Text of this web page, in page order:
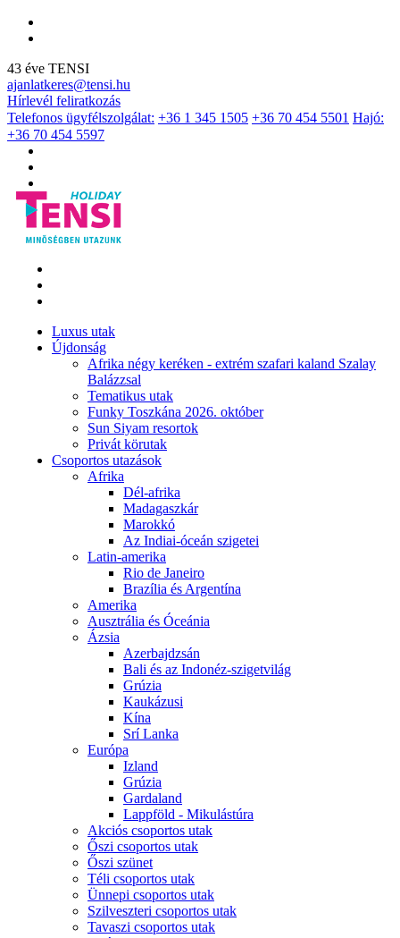
43 éve TENSI
ajanlatkeres@tensi.hu
Hírlevél feliratkozás
Telefonos ügyfélszolgálat: +36 1 345 1505 +36 70 454 5501 Hajó:
+36 70 454 5597
Luxus utak
Újdonság
Afrika négy keréken - extrém szafari kaland Szalay
Balázzsal
Tematikus utak
Funky Toszkána 2026. október
Sun Siyam resortok
Privát körutak
Csoportos utazások
Afrika
Dél-afrika
Madagaszkár
Marokkó
Az Indiai-óceán szigetei
Latin-amerika
Rio de Janeiro
Brazília és Argentína
Amerika
Ausztrália és Óceánia
Ázsia
Azerbajdzsán
Bali és az Indonéz-szigetvilág
Grúzia
Kaukázusi
Kína
Srí Lanka
Európa
Izland
Grúzia
Gardaland
Lappföld - Mikulástúra
Akciós csoportos utak
Őszi csoportos utak
Őszi szünet
Téli csoportos utak
Ünnepi csoportos utak
Szilveszteri csoportos utak
Tavaszi csoportos utak